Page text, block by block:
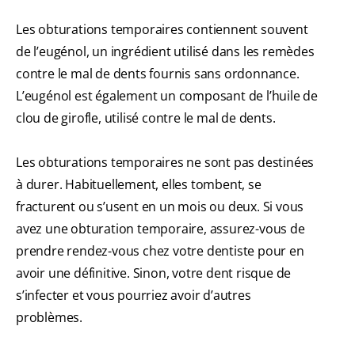
Les obturations temporaires contiennent souvent
de l’eugénol, un ingrédient utilisé dans les remèdes
contre le mal de dents fournis sans ordonnance.
L’eugénol est également un composant de l’huile de
clou de girofle, utilisé contre le mal de dents.
Les obturations temporaires ne sont pas destinées
à durer. Habituellement, elles tombent, se
fracturent ou s’usent en un mois ou deux. Si vous
avez une obturation temporaire, assurez-vous de
prendre rendez-vous chez votre dentiste pour en
avoir une définitive. Sinon, votre dent risque de
s’infecter et vous pourriez avoir d’autres
problèmes.